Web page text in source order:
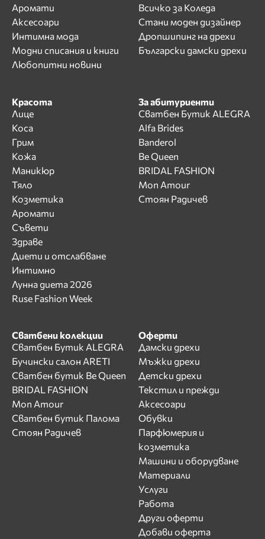
Аромати
Аксесоари
Интимна мода
Модни списания и книги
Любопитни новини
Всичко за Коледа
Стани моден дизайнер
Дропшипинг на дрехи
Български дамски дрехи
Красота
Лице
Коса
Грим
Кожа
Маникюр
Тяло
Козметика
Аромати
Съвети
Здраве
Диети и отслабване
Интимно
Лунна диета 2026
Ruse Fashion Week
За абитуриенти
Сватбен Бутик ALEGRA
Alfa Brides
Banderol
Be Queen
BRIDAL FASHION
Mon Amour
Стоян Радичев
Сватбени колекции
Сватбен Бутик ALEGRA
Бучински салон ARETI
Сватбен бутик Be Queen
BRIDAL FASHION
Mon Amour
Сватбен бутик Палома
Стоян Радичев
Оферти
Дамски дрехи
Мъжки дрехи
Детски дрехи
Текстил и прежди
Аксесоари
Обувки
Парфюмерия и
козметика
Машини и оборудване
Материали
Услуги
Работа
Други оферти
Добави оферта